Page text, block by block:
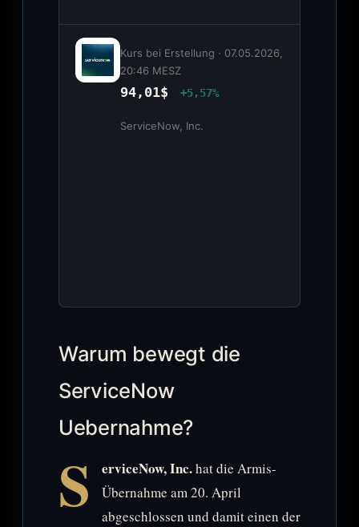
Kurs bei Erstellung · 07.05.2026,
20:46 MESZ
94,01$ +5,57%
ServiceNow, Inc.
Warum bewegt die
ServiceNow
Uebernahme?
S erviceNow, Inc.hat die Armis-
Übernahme am 20. April
abgeschlossen und damit einen der